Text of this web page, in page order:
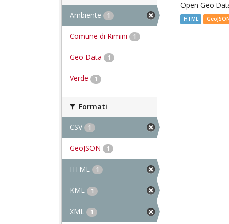
Ambiente 1
Comune di Rimini 1
Geo Data 1
Verde 1
Formati
CSV 1
GeoJSON 1
HTML 1
KML 1
XML 1
Open Geo
HTML